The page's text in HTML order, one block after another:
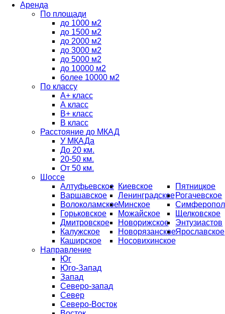
Аренда
По площади
до 1000 м2
до 1500 м2
до 2000 м2
до 3000 м2
до 5000 м2
до 10000 м2
более 10000 м2
По классу
А+ класс
А класс
B+ класс
В класс
Расстояние до МКАД
У МКАДа
До 20 км.
20-50 км.
От 50 км.
Шоссе
Алтуфьевское
Варшавское
Волоколамское
Горьковское
Дмитровское
Калужское
Каширское
Киевское
Ленинградское
Минское
Можайское
Новорижское
Новорязанское
Носовихинское
Пятницкое
Рогачевское
Щелковское
Энтузиастов
Ярославское
Направление
Юг
Юго-Запад
Запад
Северо-запад
Север
Северо-Восток